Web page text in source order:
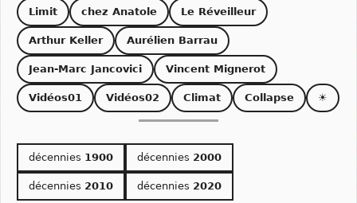
Limit chez Anatole Le Réveilleur
Arthur Keller Aurélien Barrau
Jean-Marc Jancovici Vincent Mignerot
Vidéos01 Vidéos02 Climat Collapse ☀
décennies 1900 décennies 2000
décennies 2010 décennies 2020